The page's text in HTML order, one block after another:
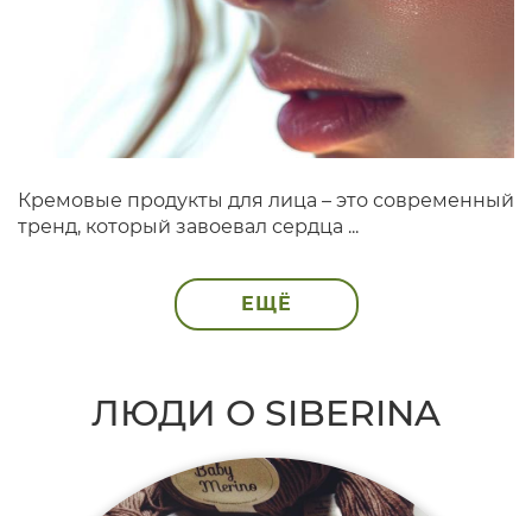
Кремовые продукты для лица – это современный
тренд, который завоевал сердца ...
ЕЩЁ
ЛЮДИ О SIBERINA